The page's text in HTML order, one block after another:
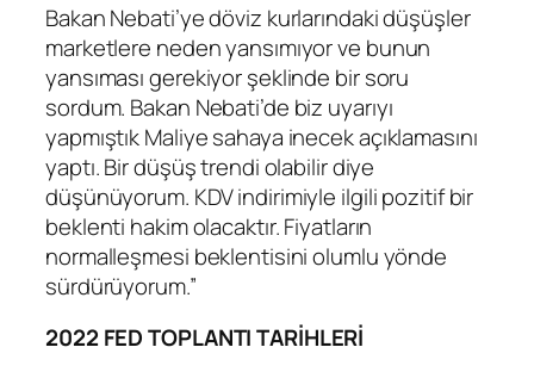
Bakan Nebati’ye döviz kurlarındaki düşüşler
marketlere neden yansımıyor ve bunun
yansıması gerekiyor şeklinde bir soru
sordum. Bakan Nebati’de biz uyarıyı
yapmıştık Maliye sahaya inecek açıklamasını
yaptı. Bir düşüş trendi olabilir diye
düşünüyorum. KDV indirimiyle ilgili pozitif bir
beklenti hakim olacaktır. Fiyatların
normalleşmesi beklentisini olumlu yönde
sürdürüyorum.”
2022 FED TOPLANTI TARİHLERİ